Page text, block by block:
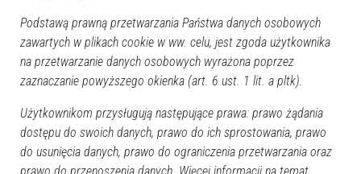
Podstawą prawną przetwarzania Państwa danych osobowych
zawartych w plikach cookie w ww. celu, jest zgoda użytkownika
na przetwarzanie danych osobowych wyrażona poprzez
zaznaczanie powyższego okienka (art. 6 ust. 1 lit. a pltk).
Użytkownikom przysługują następujące prawa: prawo żądania
dostępu do swoich danych, prawo do ich sprostowania, prawo
do usunięcia danych, prawo do ograniczenia przetwarzania oraz
prawo do przenoszenia danych. Więcej informacji na temat